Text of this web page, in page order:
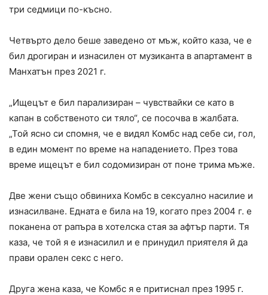
три седмици по-късно.
Четвърто дело беше заведено от мъж, който каза, че е
бил дрогиран и изнасилен от музиканта в апартамент в
Манхатън през 2021 г.
„Ищецът е бил парализиран – чувствайки се като в
капан в собственото си тяло“, се посочва в жалбата.
„Той ясно си спомня, че е видял Комбс над себе си, гол,
в един момент по време на нападението. През това
време ищецът е бил содомизиран от поне трима мъже.
Две жени също обвиниха Комбс в сексуално насилие и
изнасилване. Едната е била на 19, когато през 2004 г. е
поканена от рапъра в хотелска стая за афтър парти. Тя
каза, че той я е изнасилил и е принудил приятеля й да
прави орален секс с него.
Друга жена каза, че Комбс я е притиснал през 1995 г.